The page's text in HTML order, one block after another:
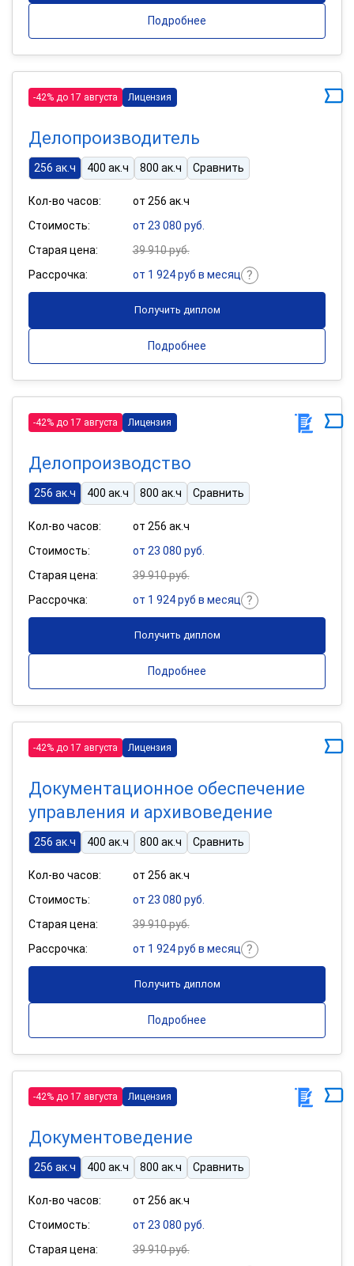
Подробнее
-42% до 17 августа Лицензия
Делопроизводитель
256 ак.ч 400 ак.ч 800 ак.ч Сравнить
Кол-во часов:
от 256 ак.ч
Стоимость:
от 23 080 руб.
Старая цена:
39 910 руб.
Рассрочка:
от 1 924 руб в месяц
Получить диплом
Подробнее
-42% до 17 августа Лицензия
Делопроизводство
256 ак.ч 400 ак.ч 800 ак.ч Сравнить
Кол-во часов:
от 256 ак.ч
Стоимость:
от 23 080 руб.
Старая цена:
39 910 руб.
Рассрочка:
от 1 924 руб в месяц
Получить диплом
Подробнее
-42% до 17 августа Лицензия
Документационное обеспечение
управления и архивоведение
256 ак.ч 400 ак.ч 800 ак.ч Сравнить
Кол-во часов:
от 256 ак.ч
Стоимость:
от 23 080 руб.
Старая цена:
39 910 руб.
Рассрочка:
от 1 924 руб в месяц
Получить диплом
Подробнее
-42% до 17 августа Лицензия
Документоведение
256 ак.ч 400 ак.ч 800 ак.ч Сравнить
Кол-во часов:
от 256 ак.ч
Стоимость:
от 23 080 руб.
Старая цена:
39 910 руб.